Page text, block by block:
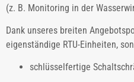
(z. B. Monitoring in der
Dank unseres breiten
eigenständige RTU-Einheiten,
schlüsselfertige